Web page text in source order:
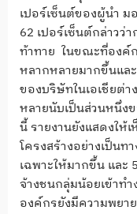
เปอร์เซ็นต์ของผู้นำ
62 เปอร์เซ็นต์กล่าวว่
ท้าทาย ในขณะที่องค์
หลากหลายมากขึ้นแล
ของบริษัทในเอเชียต่
หลายนับเป็นส่วนหนึ่ง
นี้ รายงานยังแสดงให้
โครงสร้างอย่างเป็น
เฉพาะให้มากขึ้น และ
จ้างชนกลุ่มน้อยเข้าท
องค์กรยังมีความพยา